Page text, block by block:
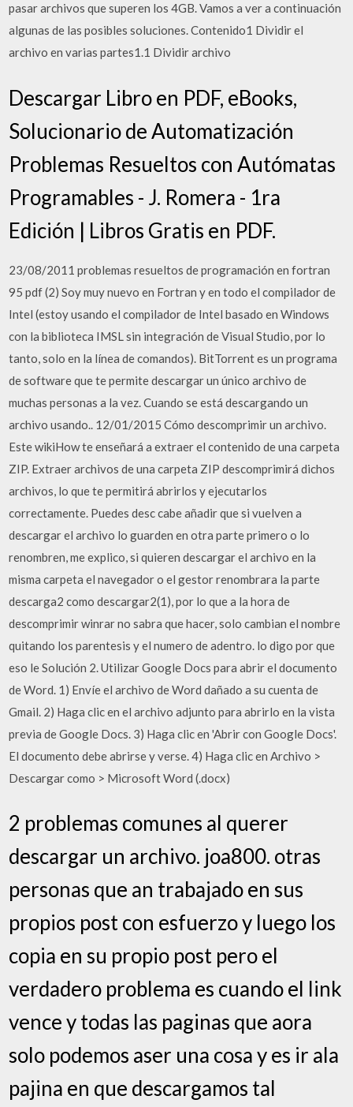
pasar archivos que superen los 4GB. Vamos a ver a continuación
algunas de las posibles soluciones. Contenido1 Dividir el
archivo en varias partes1.1 Dividir archivo
Descargar Libro en PDF, eBooks,
Solucionario de Automatización
Problemas Resueltos con Autómatas
Programables - J. Romera - 1ra
Edición | Libros Gratis en PDF.
23/08/2011 problemas resueltos de programación en fortran
95 pdf (2) Soy muy nuevo en Fortran y en todo el compilador de
Intel (estoy usando el compilador de Intel basado en Windows
con la biblioteca IMSL sin integración de Visual Studio, por lo
tanto, solo en la línea de comandos). BitTorrent es un programa
de software que te permite descargar un único archivo de
muchas personas a la vez. Cuando se está descargando un
archivo usando.. 12/01/2015 Cómo descomprimir un archivo.
Este wikiHow te enseñará a extraer el contenido de una carpeta
ZIP. Extraer archivos de una carpeta ZIP descomprimirá dichos
archivos, lo que te permitirá abrirlos y ejecutarlos
correctamente. Puedes desc cabe añadir que si vuelven a
descargar el archivo lo guarden en otra parte primero o lo
renombren, me explico, si quieren descargar el archivo en la
misma carpeta el navegador o el gestor renombrara la parte
descarga2 como descargar2(1), por lo que a la hora de
descomprimir winrar no sabra que hacer, solo cambian el nombre
quitando los parentesis y el numero de adentro. lo digo por que
eso le Solución 2. Utilizar Google Docs para abrir el documento
de Word. 1) Envíe el archivo de Word dañado a su cuenta de
Gmail. 2) Haga clic en el archivo adjunto para abrirlo en la vista
previa de Google Docs. 3) Haga clic en 'Abrir con Google Docs'.
El documento debe abrirse y verse. 4) Haga clic en Archivo >
Descargar como > Microsoft Word (.docx)
2 problemas comunes al querer
descargar un archivo. joa800. otras
personas que an trabajado en sus
propios post con esfuerzo y luego los
copia en su propio post pero el
verdadero problema es cuando el link
vence y todas las paginas que aora
solo podemos aser una cosa y es ir ala
pajina en que descargamos tal